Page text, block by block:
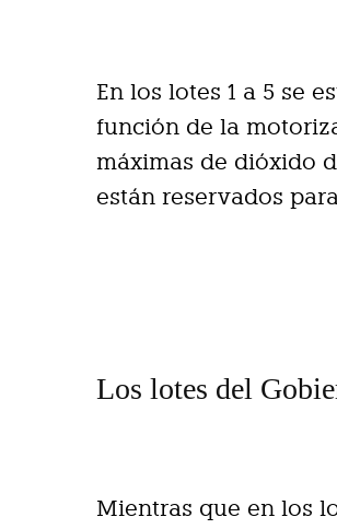
En los lotes 1 a 5 se
función de la
máximas de dióxido
están reservados
Los lotes del
Mientras que en los